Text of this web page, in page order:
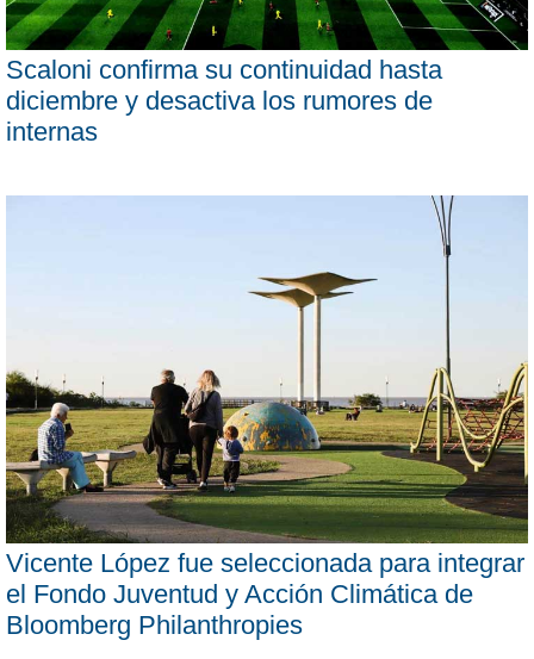
Scaloni confirma su continuidad hasta
diciembre y desactiva los rumores de
internas
Vicente López fue seleccionada para integrar
el Fondo Juventud y Acción Climática de
Bloomberg Philanthropies